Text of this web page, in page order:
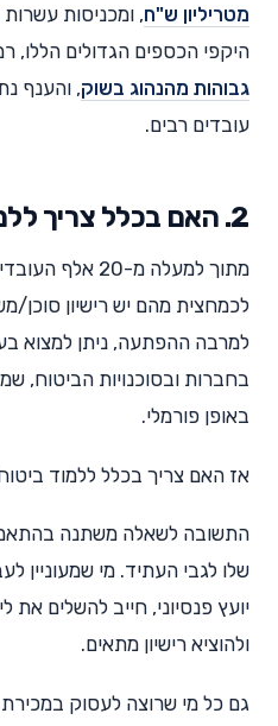
מטריליון ש"ח, ומכניסות
היקפי הכספים הגדולים הללו,
גבוהות מהנהוג בשוק, והענף
עובדים רבים.
2. האם בכלל צריך ללמוד ביטוח?
מתוך למעלה מ-
לכמחצית מהם יש רישיון סוכן/
למרבה ההפתעה, ניתן למצוא
בחברות ובסוכנויות הביטוח,
באופן פורמלי.
אז האם צריך בכלל ללמוד
התשובה לשאלה משתנה בהתאם
שלו לגבי העתיד. מי שמעוניין
יועץ פנסיוני, חייב להשלים את
ולהוציא רישיון מתאים.
גם כל מי שרוצה לעסוק במכירת